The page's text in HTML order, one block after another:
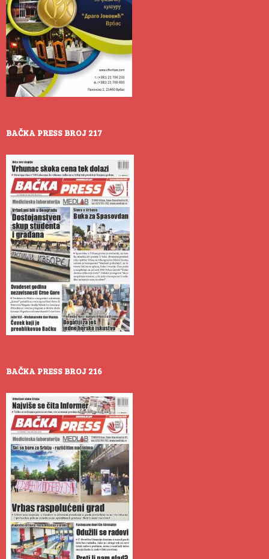
BAČKA PRESS BROJ 217
BAČKA PRESS BROJ 216